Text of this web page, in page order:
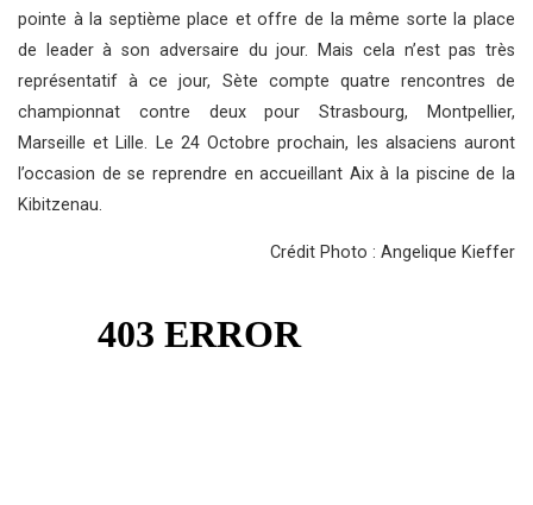
pointe à la septième place et offre de la même sorte la place
de leader à son adversaire du jour. Mais cela n’est pas très
représentatif à ce jour, Sète compte quatre rencontres de
championnat contre deux pour Strasbourg, Montpellier,
Marseille et Lille. Le 24 Octobre prochain, les alsaciens auront
l’occasion de se reprendre en accueillant Aix à la piscine de la
Kibitzenau.
Crédit Photo : Angelique Kieffer